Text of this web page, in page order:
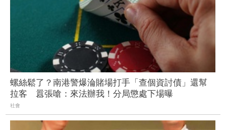
螺絲鬆了？南港警爆淪賭場打手「查個資討債」還幫
拉客 囂張嗆：來法辦我！分局懲處下場曝
社會